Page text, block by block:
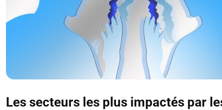
Les secteurs les plus impactés par